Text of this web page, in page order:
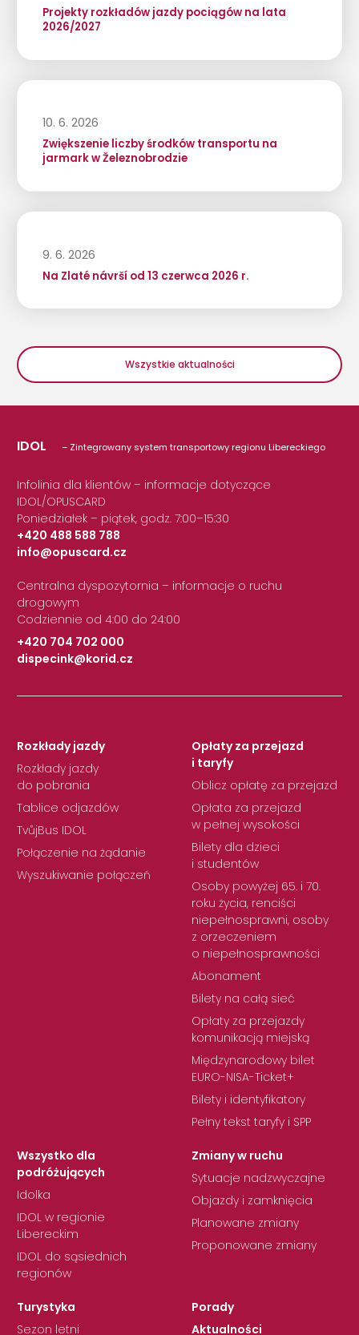
Projekty rozkładów jazdy pociągów na lata
2026/2027
10. 6. 2026
Zwiększenie liczby środków transportu na
jarmark w Železnobrodzie
9. 6. 2026
Na Zlaté návrší od 13 czerwca 2026 r.
Wszystkie aktualności
IDOL – Zintegrowany system transportowy regionu Libereckiego
Infolinia dla klientów – informacje dotyczące
IDOL/OPUSCARD
Poniedziałek – piątek, godz. 7:00–15:30
+420 488 588 788
|
info@opuscard.cz
Centralna dyspozytornia – informacje o ruchu
drogowym
Codziennie od 4:00 do 24:00
+420 704 702 000
|
dispecink@korid.cz
Rozkłady jazdy
Rozkłady jazdy
do pobrania
Tablice odjazdów
TvůjBus IDOL
Połączenie na żądanie
Wyszukiwanie połączeń
Opłaty za przejazd
i taryfy
Oblicz opłatę za przejazd
Opłata za przejazd
w pełnej wysokości
Bilety dla dzieci
i studentów
Osoby powyżej 65. i 70.
roku życia, renciści
niepełnosprawni, osoby
z orzeczeniem
o niepełnosprawności
Abonament
Bilety na całą sieć
Opłaty za przejazdy
komunikacją miejską
Międzynarodowy bilet
EURO-NISA-Ticket+
Bilety i identyfikatory
Pełny tekst taryfy i SPP
Wszystko dla
podróżujących
Idolka
IDOL w regionie
Libereckim
IDOL do sąsiednich
regionów
Zmiany w ruchu
Sytuacje nadzwyczajne
Objazdy i zamknięcia
Planowane zmiany
Proponowane zmiany
Turystyka
Sezon letni
Porady
Aktualności